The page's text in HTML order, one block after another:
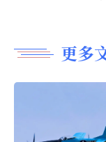
更多